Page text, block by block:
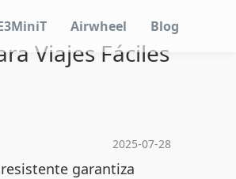
Airwheel Blog
Viajes Fáciles
2025-07-28
garantiza